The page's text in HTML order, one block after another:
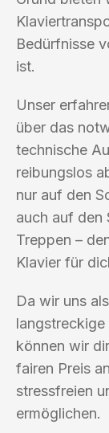
Bedürfnisse
ist.
Unser
über das
technische
reibungslos
nur auf den
auch auf den
Treppen –
Klavier für
Da wir uns
können wir
fairen Preis
stressfreien
ermöglichen.